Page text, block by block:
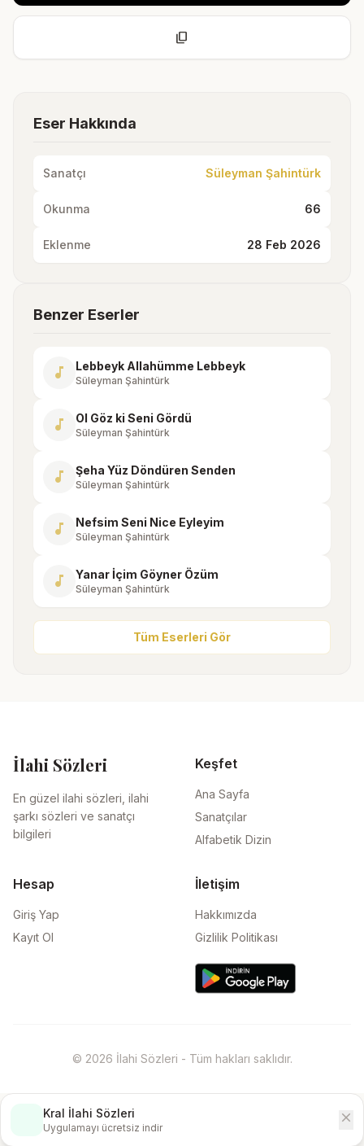
content_copy
Eser Hakkında
Sanatçı Süleyman Şahintürk
Okunma 66
Eklenme 28 Feb 2026
Benzer Eserler
music_note Lebbeyk Allahümme Lebbeyk
Süleyman Şahintürk
music_note Ol Göz ki Seni Gördü
Süleyman Şahintürk
music_note Şeha Yüz Döndüren Senden
Süleyman Şahintürk
music_note Nefsim Seni Nice Eyleyim
Süleyman Şahintürk
music_note Yanar İçim Göyner Özüm
Süleyman Şahintürk
Tüm Eserleri Gör
İlahi Sözleri
En güzel ilahi sözleri, ilahi
şarkı sözleri ve sanatçı
bilgileri
Keşfet
Ana Sayfa
Sanatçılar
Alfabetik Dizin
Hesap
Giriş Yap
Kayıt Ol
İletişim
Hakkımızda
Gizlilik Politikası
© 2026 İlahi Sözleri - Tüm hakları saklıdır.
Kral İlahi Sözleri
Uygulamayı ücretsiz indir
close